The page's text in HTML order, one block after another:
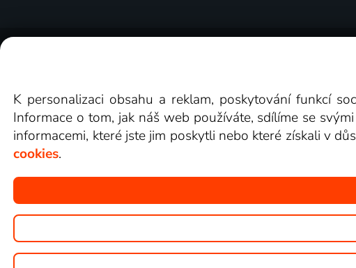
Copyright © goNET s.r.o. Na
K personalizaci obsahu a reklam, poskytování funkcí
Informace o tom, jak náš web používáte, sdílíme se
informacemi, které jste jim poskytli nebo které získali v
cookies.